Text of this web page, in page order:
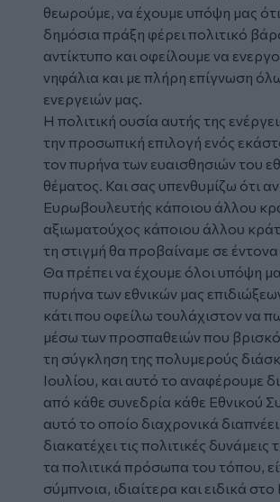
θεωρούμε, να έχουμε υπόψη μας
δημόσια πράξη φέρει πολιτικό
αντίκτυπο και οφείλουμε να
νηφάλια και με πλήρη επίγνωση
ενεργειών μας.
Η πολιτική ουσία αυτής της
την προσωπική επιλογή ενός
τον πυρήνα των ευαισθησιών του
θέματος. Και σας υπενθυμίζω ότι
Ευρωβουλευτής κάποιου άλλου
αξιωματούχος κάποιου άλλου
τη στιγμή θα προβαίναμε σε
Θα πρέπει να έχουμε όλοι υπόψη
πυρήνα των εθνικών μας
κάτι που οφείλω τουλάχιστον να
μέσω των προσπαθειών που
τη σύγκληση της πολυμερούς
Ιουλίου, και αυτό το αναφέρουμε
από κάθε συνεδρία κάθε Εθνικού
αυτό το οποίο διαχρονικά διαπνέει
διακατέχει τις πολιτικές δυνάμεις
τα πολιτικά πρόσωπα του τόπου,
σύμπνοια, ιδιαίτερα και ειδικά